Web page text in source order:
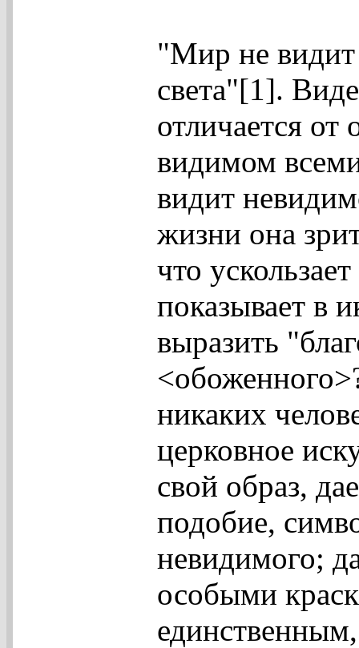
"Мир не видит
света"[1].
отличается
видимом
видит
жизни она
что
показывает в
выразить
никаких
церковное
свой образ,
подобие,
невидимого;
особыми